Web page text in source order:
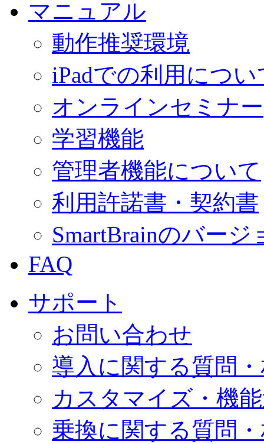
マニュアル
動作推奨環境
iPadでの利用につい
オンラインセミナー
学習機能
管理者機能について
利用許諾書・契約書
SmartBrainのバー
FAQ
サポート
お問い合わせ
導入に関する質問
カスタマイズ・機
乗換に関する質問